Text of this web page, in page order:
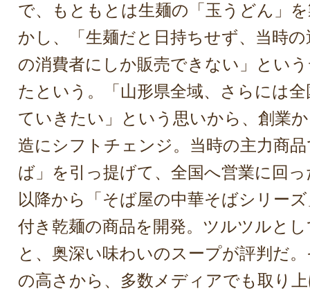
で、もともとは生麺の「玉うどん」
かし、「生麺だと日持ちせず、当時
の消費者にしか販売できない」とい
たという。「山形県全域、さらには
ていきたい」という思いから、創業
造にシフトチェンジ。当時の主力商
ば」を引っ提げて、全国へ営業に回
以降から「そば屋の中華そばシリー
付き乾麺の商品を開発。ツルツルと
と、奥深い味わいのスープが評判だ
の高さから、多数メディアでも取り